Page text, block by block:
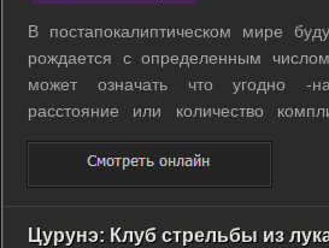
В постапокалиптическом мире
рождается с определенным
может означать что угодно -
расстояние или количество
становится равным нулю, человек
Именно это случилось с
исчезнуть, женщина просит дочь
Цурунэ: Клуб стрельбы из